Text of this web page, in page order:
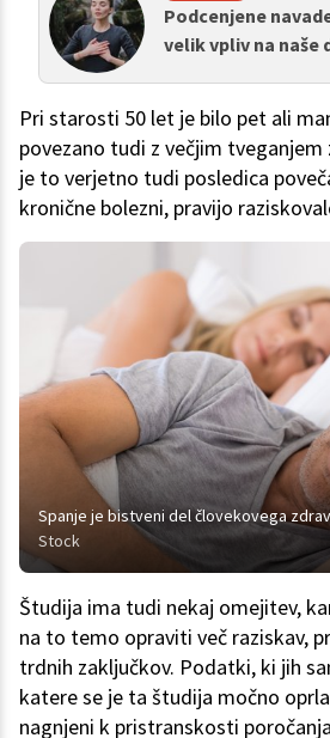
Podcenjene
velik vpliv na naše
Pri starosti 50 let je bilo pet ali
povezano tudi z večjim
je to verjetno tudi posledica
kronične bolezni, pravijo
Spanje je bistveni del človekovega
Stock
Študija ima tudi nekaj omejitev,
na to temo opraviti več raziskav,
trdnih zaključkov. Podatki, ki jih
katere se je ta študija močno
nagnjeni k pristranskosti